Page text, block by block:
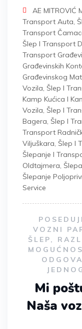
AE MITROVIĆ
Transport Auta,
Transport
Šlep I Transport
Transport
Građevinskih
Građevinskog
Vozila, Šlep I
Kamp Kućica I
Vozila, Šlep I
Bagera, Šlep I
Transport
Viljuškara, Šlep I
Šlepanje I
Oldtajmera,
Šlepanje
Service
VOZNI
ŠLEP,
Mi
Naša